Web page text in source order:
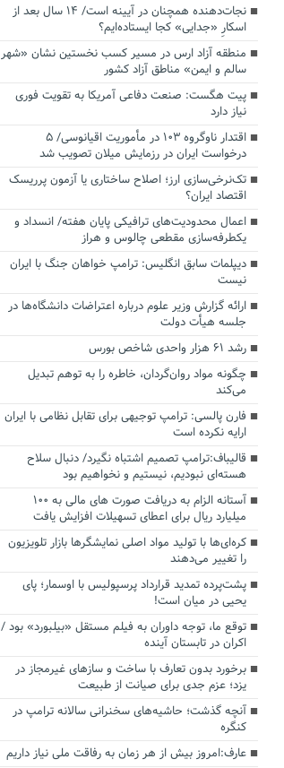
نجات‌دهنده‌ همچنان در آیینه است/ ۱۴ سال بعد از
اسکارِ «جدایی» کجا ایستاده‌ایم؟
منطقه آزاد ارس در مسیر کسب نخستین نشان «شهر
سالم و ایمن» مناطق آزاد کشور
پیت هگست: صنعت دفاعی آمریکا به تقویت فوری
نیاز دارد
اقتدار ناوگروه ۱۰۳ در مأموریت‌ اقیانوسی/ ۵
درخواست ایران در رزمایش میلان تصویب شد
تک‌نرخی‌سازی ارز؛ اصلاح ساختاری یا آزمون پرریسک
اقتصاد ایران؟
اعمال محدودیت‌های ترافیکی پایان هفته/ انسداد و
یکطرفه‌سازی مقطعی چالوس و هراز
دیپلمات سابق انگلیس:‌ ترامپ خواهان جنگ با ایران
نیست
ارائه گزارش وزیر علوم درباره اعتراضات دانشگاه‌ها در
جلسه هیأت دولت
رشد ۶۱ هزار واحدی شاخص بورس
چگونه مواد روان‌گردان، خاطره را به توهم تبدیل
می‌کند
فارن پالسی: ترامپ توجیهی برای تقابل نظامی با ایران
ارایه نکرده است
قالیباف:ترامپ تصمیم اشتباه نگیرد/ دنبال سلاح
هسته‌ای نبودیم، نیستیم و نخواهیم بود
آستانه الزام به دریافت صورت های مالی به ۱۰۰
میلیارد ریال برای اعطای تسهیلات افزایش یافت
کره‌ای‌ها با تولید مواد اصلی نمایشگرها بازار تلویزیون
را تغییر می‌دهند
پشت‌پرده تمدید قرارداد پرسپولیس با اوسمار؛ پای
یحیی در میان است!
توقع ما، توجه داوران به فیلم مستقل «بیلبورد» بود /
اکران در تابستان آینده
برخورد بدون تعارف با ساخت‌ و سازهای غیرمجاز در
یزد؛ عزم جدی برای صیانت از طبیعت
آنچه گذشت؛ حاشیه‌های سخنرانی سالانه ترامپ در
کنگره
عارف:امروز بیش از هر زمان به رفاقت ملی نیاز داریم